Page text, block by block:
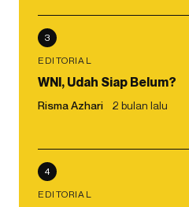
3
EDITORIAL
WNI, Udah Siap Belum?
Risma Azhari 2 bulan lalu
4
EDITORIAL